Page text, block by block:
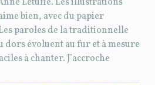
bien, avec du papier
paroles de la traditionnelle
dors évoluent au fur et à mesure
à chanter. J’accroche